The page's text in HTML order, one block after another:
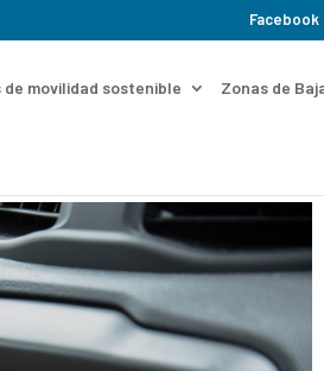
Facebook
de movilidad sostenible Zonas de